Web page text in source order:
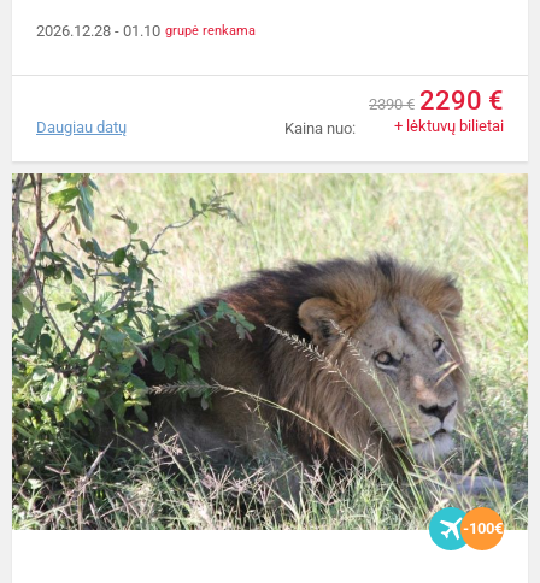
2026.12.28 - 01.10 grupė renkama
Kaina nuo:
2390 € 2290 €
+ lėktuvų bilietai
Daugiau datų
-100€